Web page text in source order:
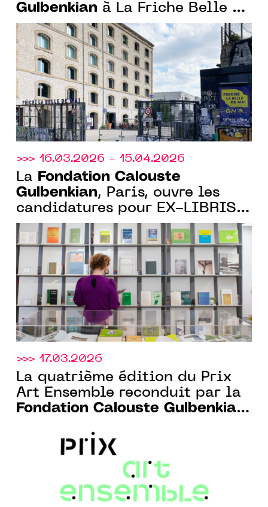
Gulbenkian à La Friche Belle de
Mai et à la Bibliothèque
Gulbenkian et lancement du 4ᵉ
Prix Art Ensemble avec le
CENTQUATRE-PARIS
>>> 16.03.2026 - 15.04.2026
La
Fondation Calouste
Gulbenkian, Paris, ouvre les
candidatures pour EX-LIBRIS,
sa nouvelle résidence
artistique au cœur de la
bibliothèque Gulbenkian
>>> 17.03.2026
La quatrième édition du Prix
Art Ensemble reconduit par la
Fondation Calouste Gulbenkian